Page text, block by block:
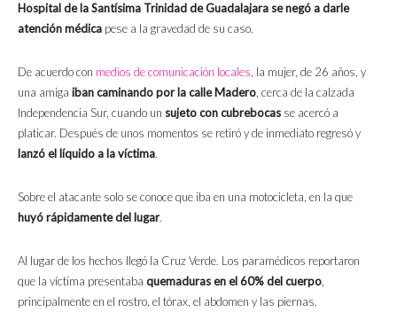
Hospital de la Santísima Trinidad de Guadalajara se negó a darle
atención médica pese a la gravedad de su caso.
De acuerdo con medios de comunicación locales, la mujer, de 26 años, y
una amiga iban caminando por la calle Madero, cerca de la calzada
Independencia Sur, cuando un sujeto con cubrebocas se acercó a
platicar. Después de unos momentos se retiró y de inmediato regresó y
lanzó el líquido a la víctima.
Sobre el atacante solo se conoce que iba en una motocicleta, en la que
huyó rápidamente del lugar.
Al lugar de los hechos llegó la Cruz Verde. Los paramédicos reportaron
que la víctima presentaba quemaduras en el 60% del cuerpo,
principalmente en el rostro, el tórax, el abdomen y las piernas.